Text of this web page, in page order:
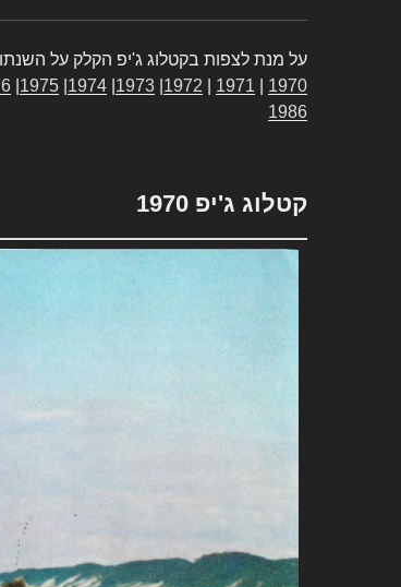
על מנת לצפות בקטלוג ג'יפ הקלק על
1970
1971
1972
1973
1974
1975
1986
קטלוג ג'יפ 1970